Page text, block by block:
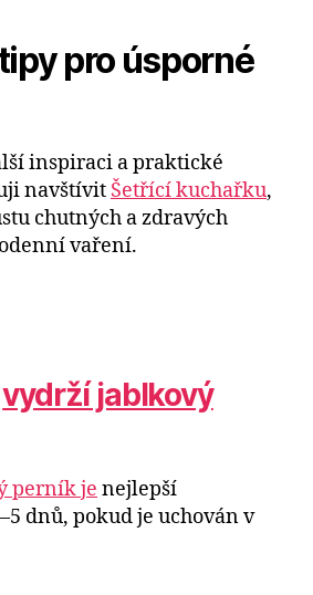
pro úsporné
inspiraci a praktické
navštívit Šetřící kuchařku,
chutných a zdravých
vaření.
vydrží jablkový
perník je nejlepší
dnů, pokud je uchován v